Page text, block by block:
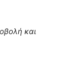
και